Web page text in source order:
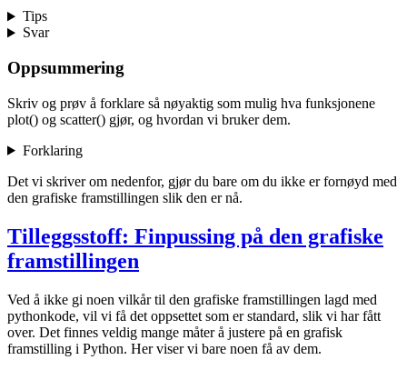
Tips
Svar
Oppsummering
Skriv og prøv å forklare så nøyaktig som mulig hva funksjonene
plot() og scatter() gjør, og hvordan vi bruker dem.
Forklaring
Det vi skriver om nedenfor, gjør du bare om du ikke er fornøyd med
den grafiske framstillingen slik den er nå.
Tilleggsstoff: Finpussing på den grafiske
framstillingen
Ved å ikke gi noen vilkår til den grafiske framstillingen lagd med
pythonkode, vil vi få det oppsettet som er standard, slik vi har fått
over. Det finnes veldig mange måter å justere på en grafisk
framstilling i Python. Her viser vi bare noen få av dem.